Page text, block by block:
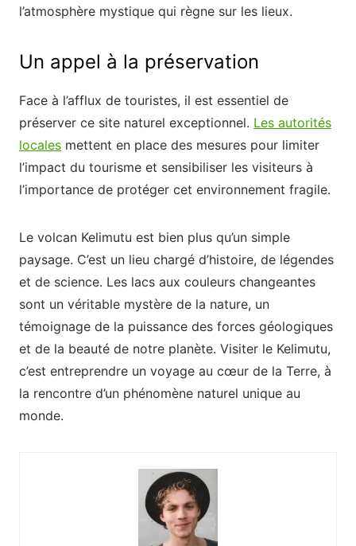
l’atmosphère mystique qui règne sur les lieux.
Un appel à la préservation
Face à l’afflux de touristes, il est essentiel de
préserver ce site naturel exceptionnel. Les autorités
locales mettent en place des mesures pour limiter
l’impact du tourisme et sensibiliser les visiteurs à
l’importance de protéger cet environnement fragile.
Le volcan Kelimutu est bien plus qu’un simple
paysage. C’est un lieu chargé d’histoire, de légendes
et de science. Les lacs aux couleurs changeantes
sont un véritable mystère de la nature, un
témoignage de la puissance des forces géologiques
et de la beauté de notre planète. Visiter le Kelimutu,
c’est entreprendre un voyage au cœur de la Terre, à
la rencontre d’un phénomène naturel unique au
monde.